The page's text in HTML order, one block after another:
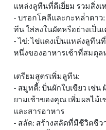
แหล่งลูทีนที่ดีเยี่ยม รวมสิ่ง
- บรอกโคลีและกะหล่ําดาว
ทีน ใส่ลงในผัดหรือย่างเป็น
- ไข่: ไข่แดงเป็นแหล่งลูทีน
หนึ่งของอาหารเช้าที่สมดุล
เตรียมสูตรเพิ่มลูทีน:
- สมูทตี้: ปั่นผักใบเขียว เช่
ยามเช้าของคุณ เพิ่มผลไม้
และสารอาหาร
- สลัด: สร้างสลัดที่มีชีวิตชี